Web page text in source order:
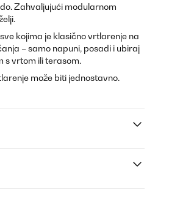
Zahvaljujući modularnom
kojima je klasično vrtlarenje na
– samo napuni, posadi i ubiraj
s vrtom ili terasom.
može biti jednostavno.